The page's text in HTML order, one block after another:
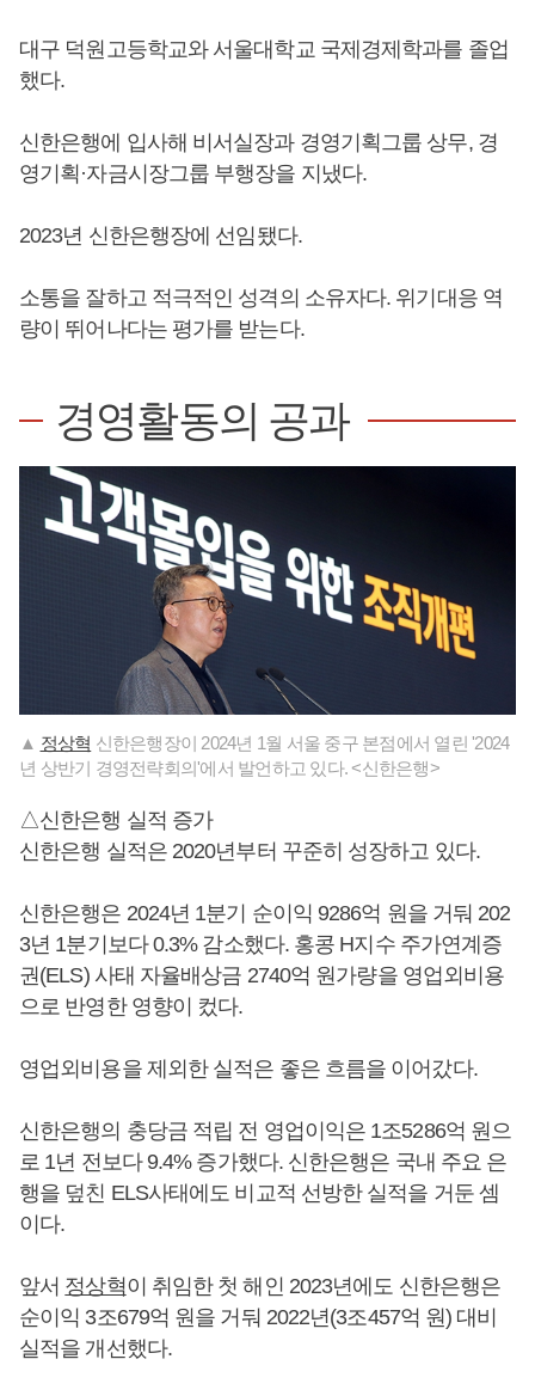
대구 덕원고등학교와 서울대학교 국제경제학과를 졸업
했다.
신한은행에 입사해 비서실장과 경영기획그룹 상무, 경
영기획·자금시장그룹 부행장을 지냈다.
2023년 신한은행장에 선임됐다.
소통을 잘하고 적극적인 성격의 소유자다. 위기대응 역
량이 뛰어나다는 평가를 받는다.
경영활동의 공과
▲ 정상혁 신한은행장이 2024년 1월 서울 중구 본점에서 열린 '2024
년 상반기 경영전략회의'에서 발언하고 있다. <신한은행>
△신한은행 실적 증가
신한은행 실적은 2020년부터 꾸준히 성장하고 있다.
신한은행은 2024년 1분기 순이익 9286억 원을 거둬 202
3년 1분기보다 0.3% 감소했다. 홍콩 H지수 주가연계증
권(ELS) 사태 자율배상금 2740억 원가량을 영업외비용
으로 반영한 영향이 컸다.
영업외비용을 제외한 실적은 좋은 흐름을 이어갔다.
신한은행의 충당금 적립 전 영업이익은 1조5286억 원으
로 1년 전보다 9.4% 증가했다. 신한은행은 국내 주요 은
행을 덮친 ELS사태에도 비교적 선방한 실적을 거둔 셈
이다.
앞서 정상혁이 취임한 첫 해인 2023년에도 신한은행은
순이익 3조679억 원을 거둬 2022년(3조457억 원) 대비
실적을 개선했다.